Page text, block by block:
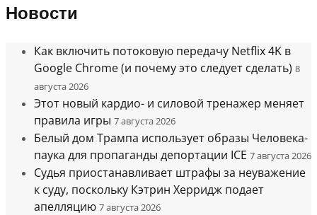
Новости
Как включить потоковую передачу Netflix 4K в
Google Chrome (и почему это следует сделать) 8
августа 2026
Этот новый кардио- и силовой тренажер меняет
правила игры 7 августа 2026
Белый дом Трампа использует образы Человека-
паука для пропаганды депортации ICE 7 августа 2026
Судья приостанавливает штрафы за неуважение
к суду, поскольку Кэтрин Херридж подает
апелляцию 7 августа 2026